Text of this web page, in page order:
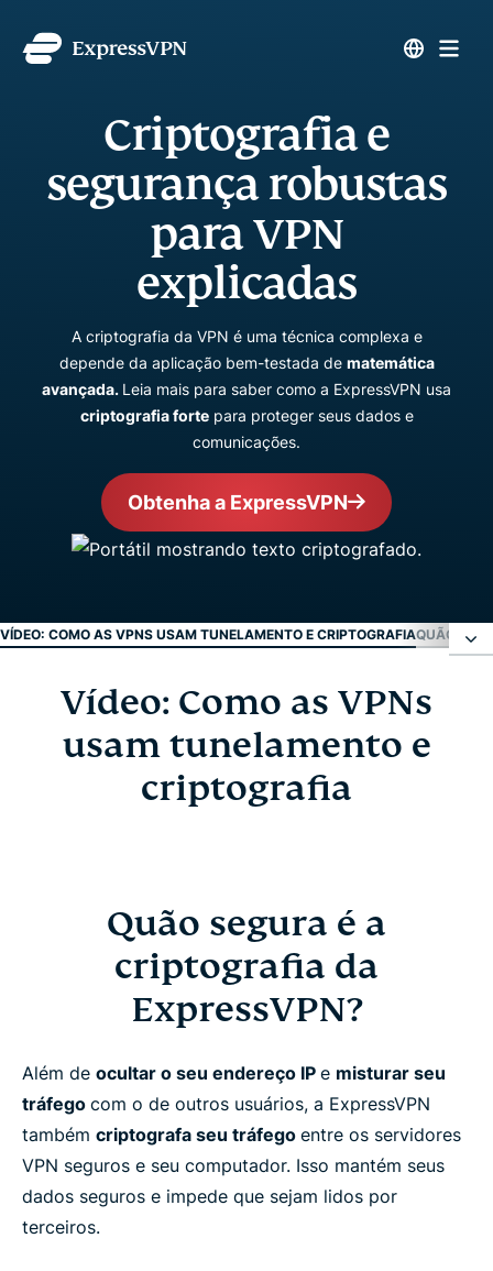
Criptografia e
segurança robustas
para VPN
explicadas
A criptografia da VPN é uma técnica complexa e
depende da aplicação bem-testada de matemática
avançada. Leia mais para saber como a ExpressVPN usa
criptografia fortepara proteger seus dados e
comunicações.
Obtenha a ExpressVPN
VÍDEO: COMO AS VPNS USAM TUNELAMENTO E CRIPTOGRAFIAQUÃO
Vídeo: Como as VPNs usam tunelamento e
Quão segura é a criptografia da ExpressVPN?
Baixe a ExpressVPN em todos os seus dispositivos
Perguntas frequentes
Saiba mais sobre o uso de uma VPN
Pronto para testar a melhor VPN criptografada?
Vídeo: Como as VPNs
usam tunelamento e
criptografia
Quão segura é a
criptografia da
ExpressVPN?
Além de ocultar o seu endereço IP e misturar seu
tráfego com o de outros usuários, a ExpressVPN
também criptografa seu tráfego entre os servidores
VPN seguros e seu computador. Isso mantém seus
dados seguros e impede que sejam lidos por
terceiros.